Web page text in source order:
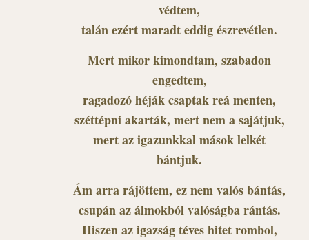
védtem,
talán ezért maradt eddig észrevétlen.
Mert mikor kimondtam, szabadon
engedtem,
ragadozó héják csaptak reá menten,
széttépni akarták, mert nem a sajátjuk,
mert az igazunkkal mások lelkét
bántjuk.
Ám arra rájöttem, ez nem valós bántás,
csupán az álmokból valóságba rántás.
Hiszen az igazság téves hitet rombol,